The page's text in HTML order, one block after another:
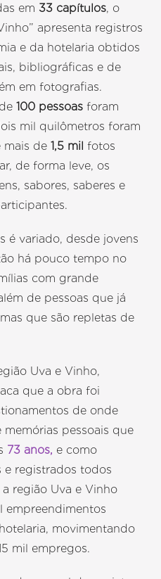
em 33 capítulos, o
apresenta registros
e da hotelaria obtidos
bibliográficas e de
em fotografias.
100 pessoasforam
mil quilômetros foram
mais de1,5 mil fotos
de forma leve, os
sabores, saberes e
é variado, desde jovens
há pouco tempo no
com grande
de pessoas que já
que são repletas de
Uva e Vinho,
que a obra foi
de onde
memórias pessoais que
73 anos, e como
e registrados todos
região Uva e Vinho
empreendimentos
movimentando
mil empregos.